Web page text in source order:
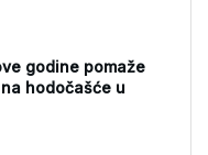
godine pomaže
hodočašće u